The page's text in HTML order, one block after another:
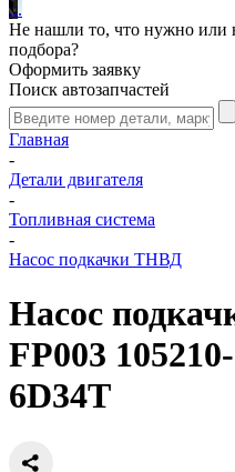
...
Не нашли то, что нужно или
подбора?
Оформить заявку
Поиск автозапчастей
Главная
-
Детали двигателя
-
Топливная система
-
Насос подкачки ТНВД
Насос
FP003
6D34T